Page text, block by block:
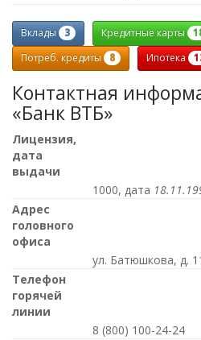
Вклады 3 Кредитные карты
Потреб. кредиты 8 Ипотека
Контактная
«Банк ВТБ»
Лицензия,
дата
выдачи
1000, дата
Адрес
головного
офиса
ул. Батюшкова, д.
Телефон
горячей
линии
8 (800) 100-24-24